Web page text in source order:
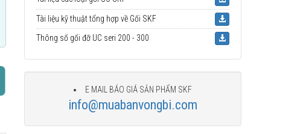
Tài liệu kỹ thuật tổng hợp về Gối SKF
Thông số gối đỡ UC seri 200 - 300
E MAIL BÁO GIÁ SẢN PHẨM SKF
info@muabanvongbi.com